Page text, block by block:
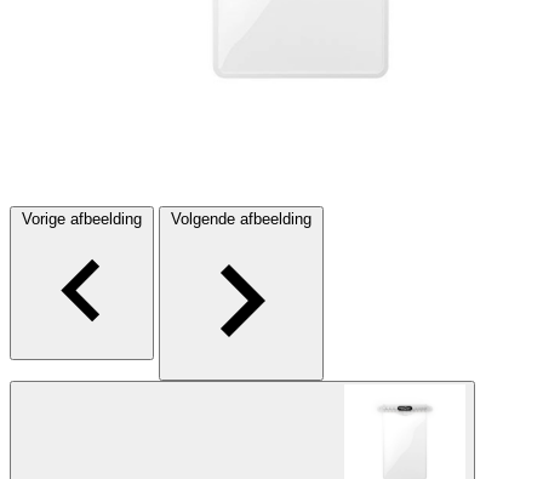
Vorige afbeelding Volgende afbeelding